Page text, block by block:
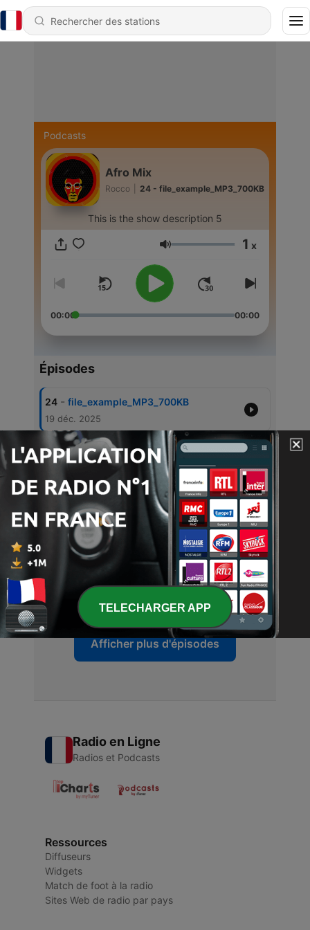
Podcasts
Afro Mix
Rocco 24 - file_example_MP3_700KB
This is the show description 5
Volume 1 x
00:00 00:00
Épisodes
24 - file_example_MP3_700KB
19 déc. 2025
23 - DJ Yano and Ottomix - Mentirosa
30 sept. 2016
22 - Elegibò
30 sept. 2016
Rica Morena
30 sept. 2016
30 sept. 2016
Afficher plus d'épisodes
Radio en Ligne
Radios et Podcasts
Ressources
Diffuseurs
Widgets
Match de foot à la radio
Sites Web de radio par pays
TELECHARGER APP